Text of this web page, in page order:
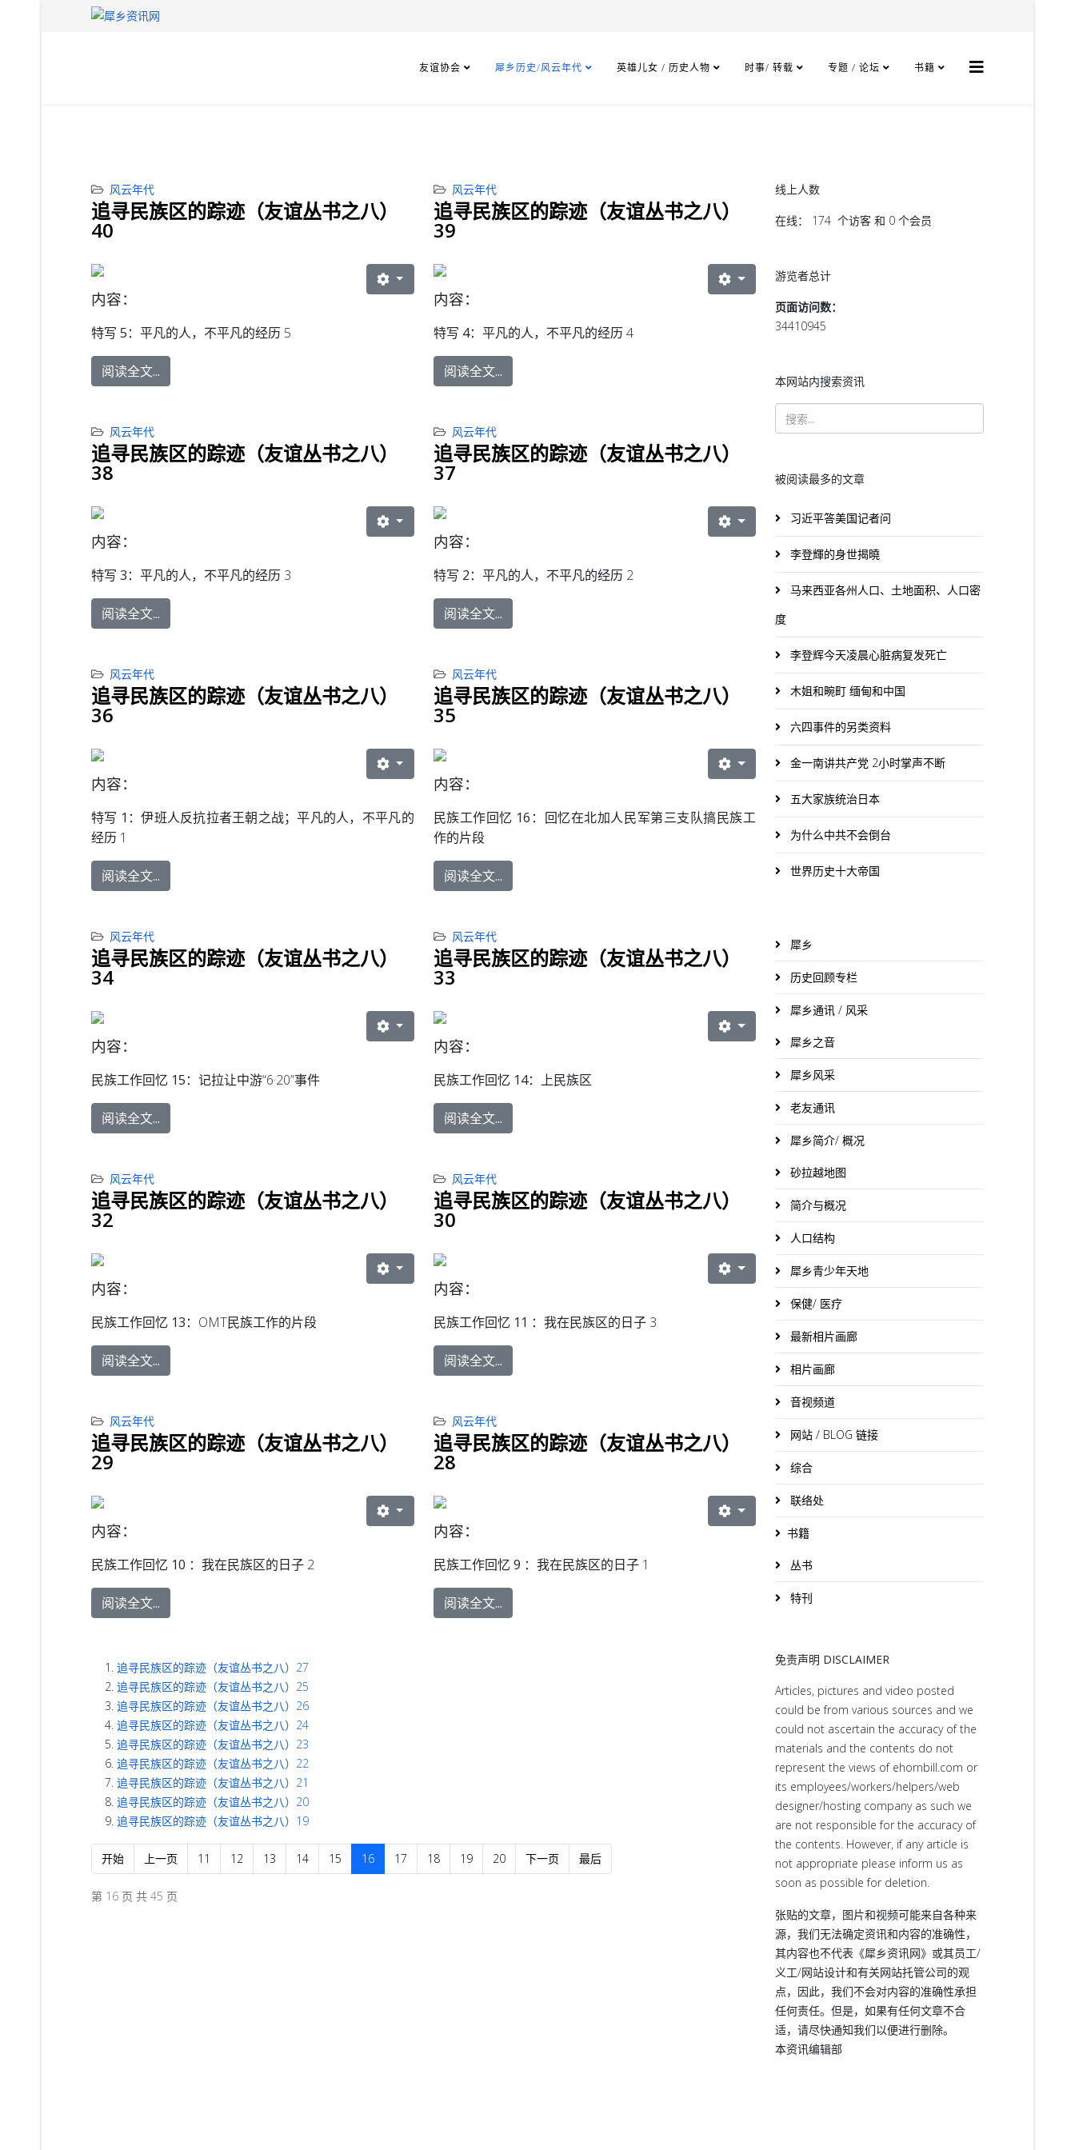
友谊协会 犀乡历史/风云年代 英雄儿女 / 历史人物 时事/ 转载 专题 / 论坛 书籍
风云年代
追寻民族区的踪迹（友谊丛书之八）
40
内容：
特写 5： 平凡的人，不平凡的经历 5
阅读全文...
风云年代
追寻民族区的踪迹（友谊丛书之八）
39
内容：
特写 4： 平凡的人，不平凡的经历 4
阅读全文...
风云年代
追寻民族区的踪迹（友谊丛书之八）
38
内容：
特写 3： 平凡的人，不平凡的经历 3
阅读全文...
风云年代
追寻民族区的踪迹（友谊丛书之八）
37
内容：
特写 2： 平凡的人，不平凡的经历 2
阅读全文...
风云年代
追寻民族区的踪迹（友谊丛书之八）
36
内容：
特写 1：伊班人反抗拉者王朝之战；平凡的人，不平凡的
经历 1
阅读全文...
风云年代
追寻民族区的踪迹（友谊丛书之八）
35
内容：
民族工作回忆 16： 回忆在北加人民军第三支队搞民族工
作的片段
阅读全文...
风云年代
追寻民族区的踪迹（友谊丛书之八）
34
内容：
民族工作回忆 15： 记拉让中游“6·20”事件
阅读全文...
风云年代
追寻民族区的踪迹（友谊丛书之八）
33
内容：
民族工作回忆 14： 上民族区
阅读全文...
风云年代
追寻民族区的踪迹（友谊丛书之八）
32
内容：
民族工作回忆 13： OMT民族工作的片段
阅读全文...
风云年代
追寻民族区的踪迹（友谊丛书之八）
30
内容：
民族工作回忆 11 ： 我在民族区的日子 3
阅读全文...
风云年代
追寻民族区的踪迹（友谊丛书之八）
29
内容：
民族工作回忆 10 ： 我在民族区的日子 2
阅读全文...
风云年代
追寻民族区的踪迹（友谊丛书之八）
28
内容：
民族工作回忆 9 ： 我在民族区的日子 1
阅读全文...
追寻民族区的踪迹（友谊丛书之八）27
追寻民族区的踪迹（友谊丛书之八）25
追寻民族区的踪迹（友谊丛书之八）26
追寻民族区的踪迹（友谊丛书之八）24
追寻民族区的踪迹（友谊丛书之八）23
追寻民族区的踪迹（友谊丛书之八）22
追寻民族区的踪迹（友谊丛书之八）21
追寻民族区的踪迹（友谊丛书之八）20
追寻民族区的踪迹（友谊丛书之八）19
开始 上一页 11 12 13 14 15 16 17 18 19 20 下一页 最后
第 16 页 共 45 页
线上人数
在线： 174 个访客 和 0 个会员
游览者总计
页面访问数：
34410945
本网站内搜索资讯
被阅读最多的文章
习近平答美国记者问
李登輝的身世揭曉
马来西亚各州人口、土地面积、人口密
度
李登辉今天凌晨心脏病复发死亡
木姐和畹町 缅甸和中国
六四事件的另类资料
金一南讲共产党 2小时掌声不断
五大家族统治日本
为什么中共不会倒台
世界历史十大帝国
犀乡
历史回顾专栏
犀乡通讯 / 风采
犀乡之音
犀乡风采
老友通讯
犀乡简介/ 概况
砂拉越地图
简介与概况
人口结构
犀乡青少年天地
保健/ 医疗
最新相片画廊
相片画廊
音视频道
网站 / BLOG 链接
综合
联络处
书籍
丛书
特刊
免责声明 DISCLAIMER
Articles, pictures and video posted
could be from various sources and we
could not ascertain the accuracy of the
materials and the contents do not
represent the views of ehornbill.com or
its employees/workers/helpers/web
designer/hosting company as such we
are not responsible for the accuracy of
the contents. However, if any article is
not appropriate please inform us as
soon as possible for deletion.
张贴的文章，图片和视频可能来自各种来
源，我们无法确定资讯和内容的准确性，
其内容也不代表《犀乡资讯网》或其员工/
义工/网站设计和有关网站托管公司的观
点，因此，我们不会对内容的准确性承担
任何责任。但是，如果有任何文章不合
适，请尽快通知我们以便进行删除。
本资讯编辑部